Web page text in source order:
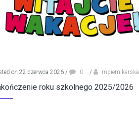
on 22 czerwca 2026 / 0 / mpiernikarska
roku szkolnego 2025/2026